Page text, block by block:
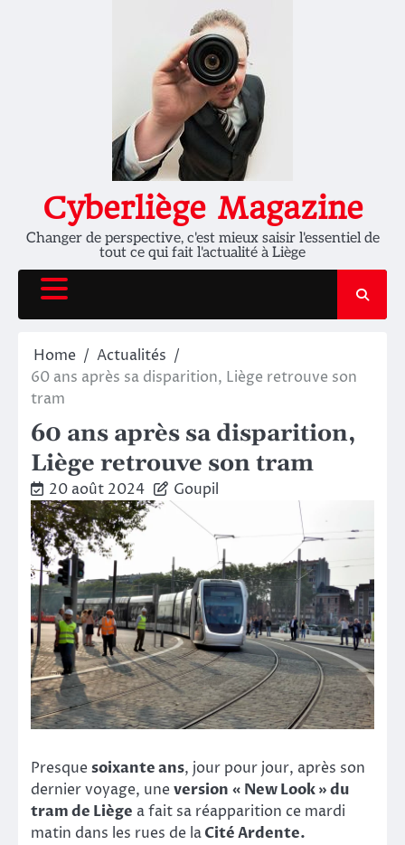
Cyberliège Magazine
Changer de perspective, c'est mieux saisir l'essentiel de
tout ce qui fait l'actualité à Liège
Home
Actualités
60 ans après sa disparition, Liège retrouve son
tram
60 ans après sa disparition,
Liège retrouve son tram
20 août 2024 Goupil
Presquesoixante ans, jour pour jour, après son
dernier voyage, uneversion « New Look » du
tram de Liège a fait sa réapparition ce mardi
matin dans les rues de laCité Ardente.